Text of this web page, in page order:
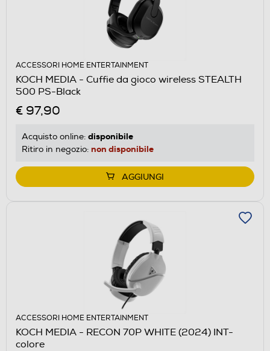
ACCESSORI HOME ENTERTAINMENT
KOCH MEDIA - Cuffie da gioco wireless STEALTH
500 PS-Black
€ 97,90
Acquisto online: disponibile
Ritiro in negozio: non disponibile
AGGIUNGI
ACCESSORI HOME ENTERTAINMENT
KOCH MEDIA - RECON 70P WHITE (2024) INT-
colore